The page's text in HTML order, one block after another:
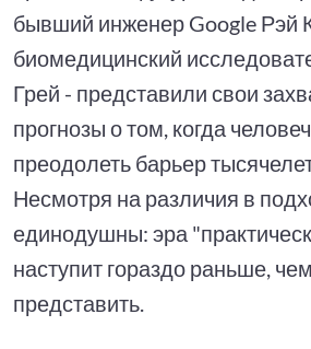
бывший инженер Google Рэй
биомедицинский
Грей - представили свои
прогнозы о том, когда
преодолеть барьер
Несмотря на различия в
единодушны: эра
наступит гораздо раньше,
представить.